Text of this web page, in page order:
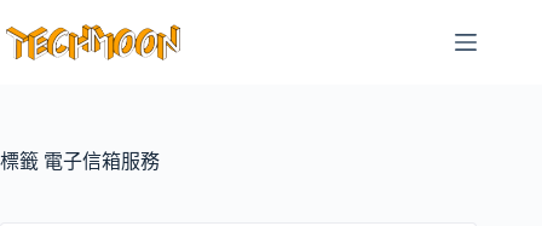
至
容
標籤 電子信箱服務